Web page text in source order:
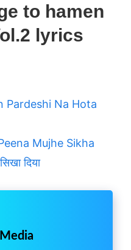
to hamen
lyrics
Pardeshi Na Hota
Mujhe Sikha
दिया